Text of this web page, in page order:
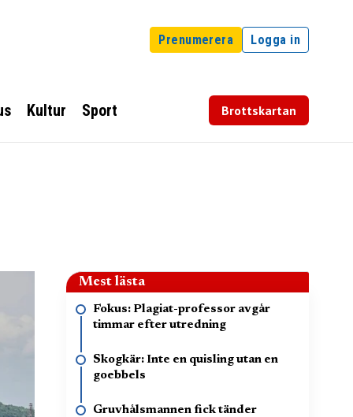
Prenumerera Logga in
Kultur Sport Brottskartan
Mest lästa
Fokus: Plagiat-professor avgår
timmar efter utredning
Skogkär: Inte en quisling utan en
goebbels
Gruvhålsmannen fick tänder